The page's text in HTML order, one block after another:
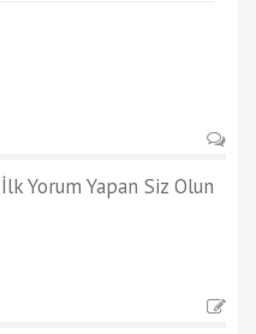
Yorum Yapan Siz Olun